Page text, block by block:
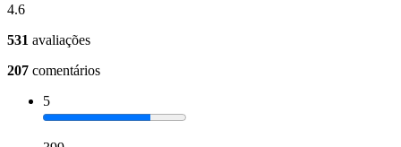
4.6
531 avaliações
207 comentários
5